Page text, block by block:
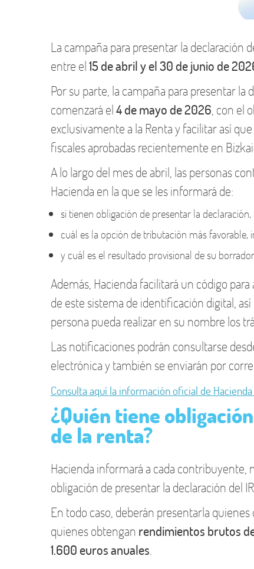
La campaña para presentar la declaración
entre el15 de abril y el 30 de junio de
Por su parte, la campaña para presentar la
comenzará el4 de mayo de 2026 , con el
exclusivamente a la Renta y facilitar así
fiscales aprobadas recientemente en
A lo largo del mes de abril, las personas
Hacienda en la que se les informará de:
si tienen obligación de presentar la declaración,
cuál es la opción de tributación más favorable,
y cuál es el resultado provisional de su
Además, Hacienda facilitará un código para
de este sistema de identificación digital,
persona pueda realizar en su nombre los
Las notificaciones podrán consultarse
electrónica y también se enviarán por
Consulta aquí la información oficial de
¿Quién tiene
de la renta?
Hacienda informará a cada
obligación de presentar la declaración del
En todo caso, deberán presentarla
quienes obtengan rendimientos brutos
1.600 euros anuales